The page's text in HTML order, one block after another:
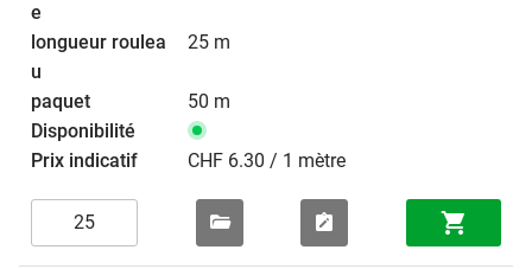
25 m
50 m
CHF 6.30 / 1 mètre